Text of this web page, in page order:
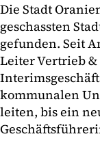
Die Stadt
geschassten
gefunden. Seit
Leiter Vertrieb
kommunalen
leiten, bis ein